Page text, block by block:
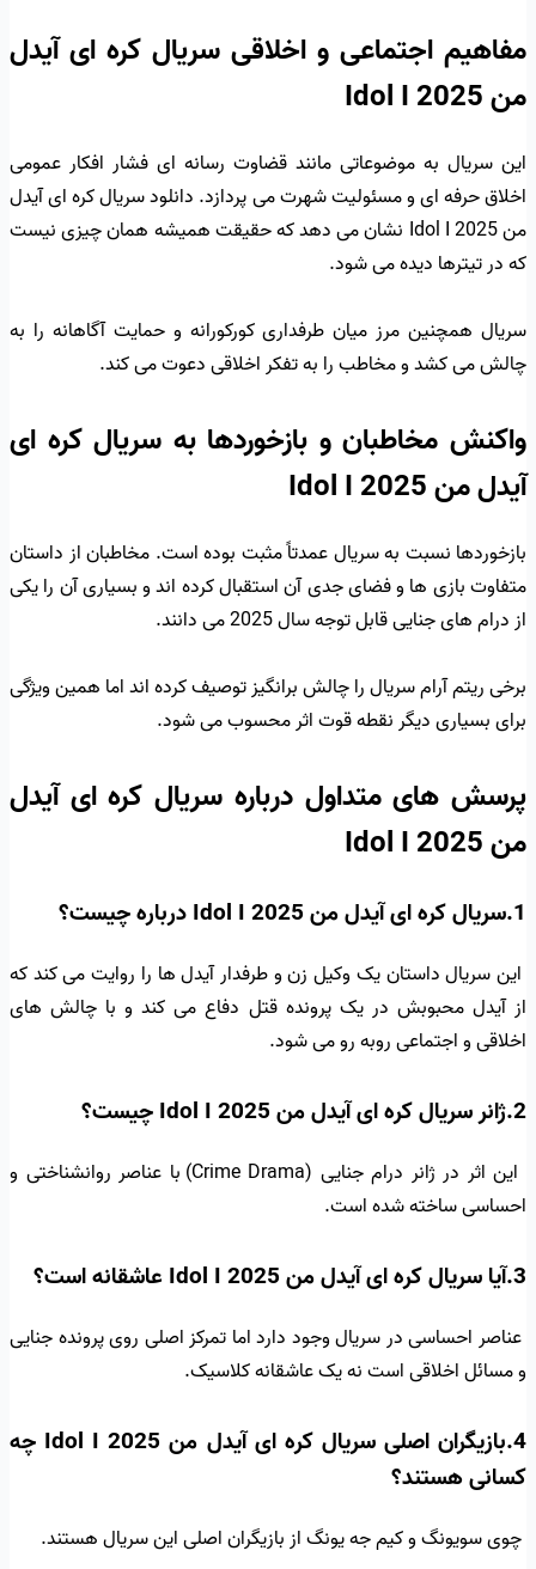
مفاهیم اجتماعی و اخلاقی سریال کره ای آیدل
من Idol I 2025
این سریال به موضوعاتی مانند قضاوت رسانه ای فشار افکار عمومی
اخلاق حرفه ای و مسئولیت شهرت می پردازد. دانلود سریال کره ای آیدل
من Idol I 2025 نشان می دهد که حقیقت همیشه همان چیزی نیست
که در تیترها دیده می شود.
سریال همچنین مرز میان طرفداری کورکورانه و حمایت آگاهانه را به
چالش می کشد و مخاطب را به تفکر اخلاقی دعوت می کند.
واکنش مخاطبان و بازخوردها به سریال کره ای
آیدل من Idol I 2025
بازخوردها نسبت به سریال عمدتاً مثبت بوده است. مخاطبان از داستان
متفاوت بازی ها و فضای جدی آن استقبال کرده اند و بسیاری آن را یکی
از درام های جنایی قابل توجه سال 2025 می دانند.
برخی ریتم آرام سریال را چالش برانگیز توصیف کرده اند اما همین ویژگی
برای بسیاری دیگر نقطه قوت اثر محسوب می شود.
پرسش های متداول درباره سریال کره ای آیدل
من Idol I 2025
1.سریال کره ای آیدل من Idol I 2025 درباره چیست؟
این سریال داستان یک وکیل زن و طرفدار آیدل ها را روایت می کند که
از آیدل محبوبش در یک پرونده قتل دفاع می کند و با چالش های
اخلاقی و اجتماعی روبه رو می شود.
2.ژانر سریال کره ای آیدل من Idol I 2025 چیست؟
این اثر در ژانر درام جنایی (Crime Drama) با عناصر روانشناختی و
احساسی ساخته شده است.
3.آیا سریال کره ای آیدل من Idol I 2025 عاشقانه است؟
عناصر احساسی در سریال وجود دارد اما تمرکز اصلی روی پرونده جنایی
و مسائل اخلاقی است نه یک عاشقانه کلاسیک.
4.بازیگران اصلی سریال کره ای آیدل من Idol I 2025 چه
کسانی هستند؟
چوی سویونگ و کیم جه یونگ از بازیگران اصلی این سریال هستند.